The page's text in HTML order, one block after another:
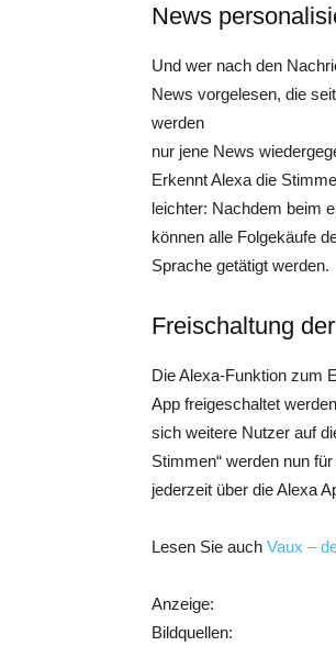
News
Und wer nach den
News vorgelesen, die
werden
nur jene News
Erkennt Alexa die
leichter: Nachdem beim
können alle Folgekäufe
Sprache getätigt werden.
Freischaltung
Die Alexa-Funktion zum
App freigeschaltet
sich weitere Nutzer auf
Stimmen“ werden nun
jederzeit über die Alexa
Lesen Sie auch Vaux –
Anzeige:
Bildquellen: